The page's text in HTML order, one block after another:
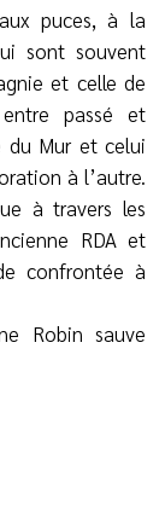
puces, à la
sont souvent
et celle de
passé et
du Mur et celui
à l’autre.
à travers les
RDA et
confrontée à
Robin sauve